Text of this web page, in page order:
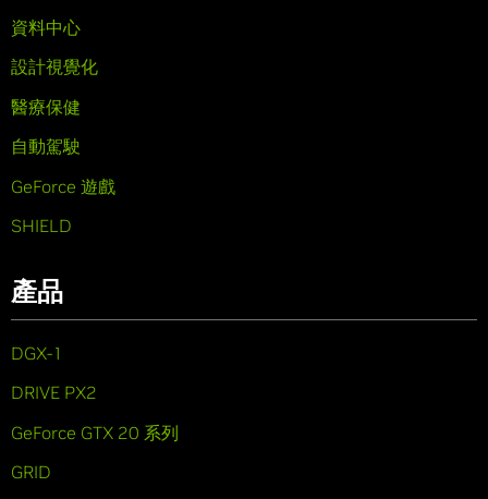
資料中心
設計視覺化
醫療保健
自動駕駛
GeForce 遊戲
SHIELD
產品
DGX-1
DRIVE PX2
GeForce GTX 20 系列
GRID